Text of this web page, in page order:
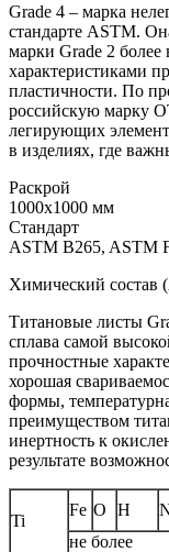
Grade 4 – марка
стандарте ASTM.
марки Grade 2
характеристиками
пластичности. По
российскую марку
легирующих
в изделиях, где
Раскрой
1000x1000 мм
Стандарт
ASTM B265, ASTM
Химический состав
Титановые листы
сплава самой
прочностные
хорошая
формы,
преимуществом
инертность к
результате
Ti
Fe O H
не более